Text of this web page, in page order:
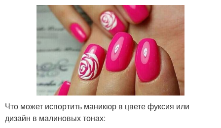
Что может испортить маникюр в цвете фуксия или
дизайн в малиновых тонах: